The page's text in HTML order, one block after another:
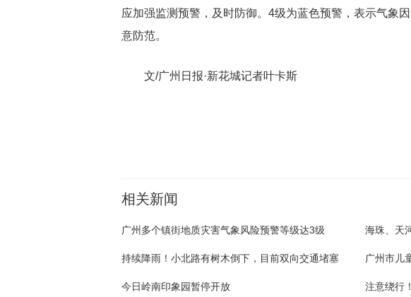
应加强监测预警，及时防御。4级为蓝色预警，表示气象
意防范。
文/广州日报·新花城记者叶卡斯
相关新闻
广州多个镇街地质灾害气象风险预警等级达3级
持续降雨！小北路有树木倒下，目前双向交通堵塞 广州市儿
今日岭南印象园暂停开放 注意绕行